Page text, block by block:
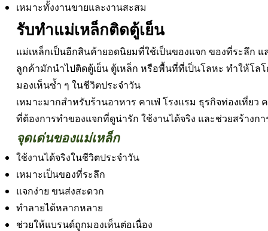
เหมาะทั้งงานขายและงานสะสม
รับทำแม่เหล็กติดตู้เย็น
แม่เหล็กเป็นอีกสินค้ายอดนิยมที่ใช้เป็นของแจก ของที่ระลึก แ
ลูกค้ามักนำไปติดตู้เย็น ตู้เหล็ก หรือพื้นที่ที่เป็นโลหะ ทำให้โ
มองเห็นซ้ำ ๆ ในชีวิตประจำวัน
เหมาะมากสำหรับร้านอาหาร คาเฟ่ โรงแรม ธุรกิจท่องเที่ยว
ที่ต้องการทำของแจกที่ดูน่ารัก ใช้งานได้จริง และช่วยสร้างก
จุดเด่นของแม่เหล็ก
ใช้งานได้จริงในชีวิตประจำวัน
เหมาะเป็นของที่ระลึก
แจกง่าย ขนส่งสะดวก
ทำลายได้หลากหลาย
ช่วยให้แบรนด์ถูกมองเห็นต่อเนื่อง